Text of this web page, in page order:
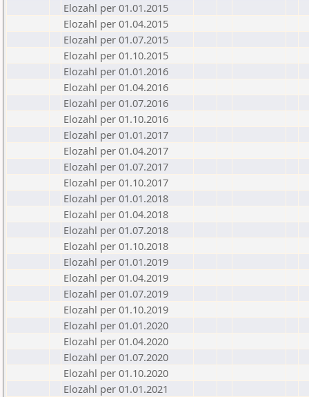
Elozahl per 01.01.2015
Elozahl per 01.04.2015
Elozahl per 01.07.2015
Elozahl per 01.10.2015
Elozahl per 01.01.2016
Elozahl per 01.04.2016
Elozahl per 01.07.2016
Elozahl per 01.10.2016
Elozahl per 01.01.2017
Elozahl per 01.04.2017
Elozahl per 01.07.2017
Elozahl per 01.10.2017
Elozahl per 01.01.2018
Elozahl per 01.04.2018
Elozahl per 01.07.2018
Elozahl per 01.10.2018
Elozahl per 01.01.2019
Elozahl per 01.04.2019
Elozahl per 01.07.2019
Elozahl per 01.10.2019
Elozahl per 01.01.2020
Elozahl per 01.04.2020
Elozahl per 01.07.2020
Elozahl per 01.10.2020
Elozahl per 01.01.2021